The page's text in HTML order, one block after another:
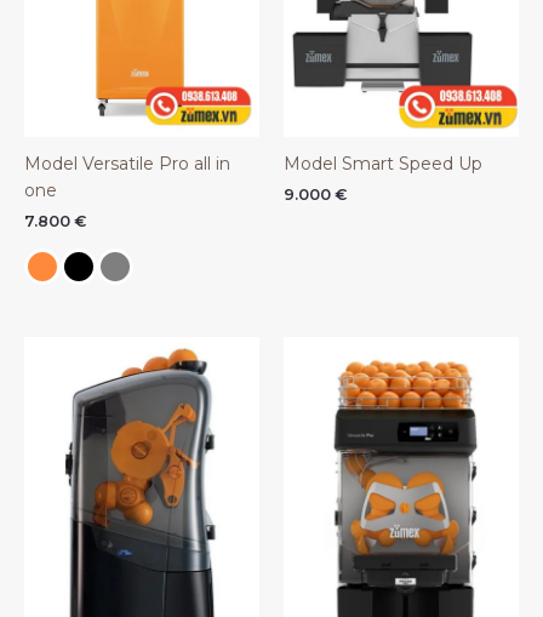
Model Versatile Pro all in
one
7.800 €
Model Smart Speed Up
9.000 €